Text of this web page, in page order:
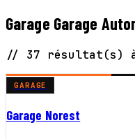
Garage Garage
// 37 résultat(s)
GARAGE
Garage Norest